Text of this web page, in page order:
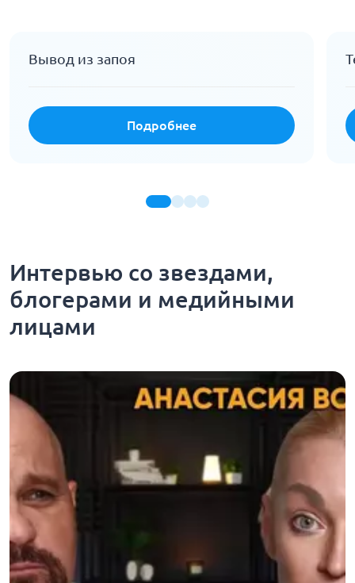
Вывод из запоя
Подробнее
Интервью со звездами,
блогерами и медийными
лицами